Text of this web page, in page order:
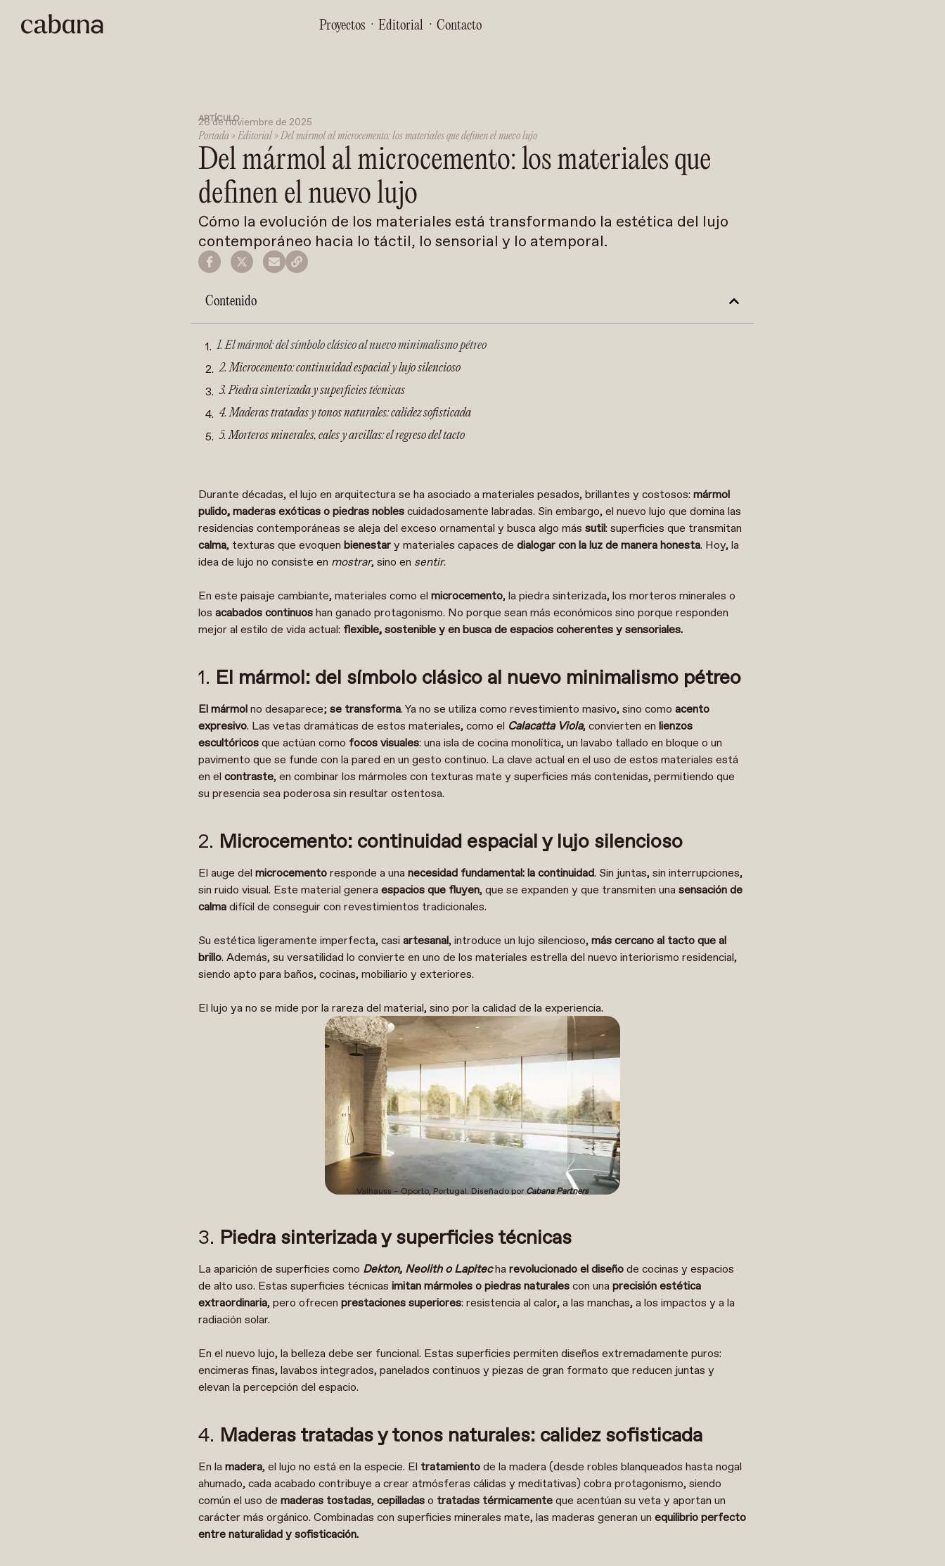
Proyectos · Editorial · Contacto
ARTÍCULO
26 de noviembre de 2025
Portada » Editorial » Del mármol al microcemento: los materiales que definen el nuevo lujo
Del mármol al microcemento: los materiales que
definen el nuevo lujo
Cómo la evolución de los materiales está transformando la estética del lujo
contemporáneo hacia lo táctil, lo sensorial y lo atemporal.
Contenido
1. El mármol: del símbolo clásico al nuevo minimalismo pétreo
2. Microcemento: continuidad espacial y lujo silencioso
3. Piedra sinterizada y superficies técnicas
4. Maderas tratadas y tonos naturales: calidez sofisticada
5. Morteros minerales, cales y arcillas: el regreso del tacto
Durante décadas, el lujo en arquitectura se ha asociado a materiales pesados, brillantes y costosos: mármol
pulido, maderas exóticas o piedras noblescuidadosamente labradas. Sin embargo, el nuevo lujo que domina las
residencias contemporáneas se aleja del exceso ornamental y busca algo más sutil: superficies que transmitan
calma, texturas que evoquen bienestary materiales capaces de dialogar con la luz de manera honesta. Hoy, la
idea de lujo no consiste en mostrar, sino en sentir.
En este paisaje cambiante, materiales como el microcemento, la piedra sinterizada, los morteros minerales o
los acabados continuoshan ganado protagonismo. No porque sean más económicos sino porque responden
mejor al estilo de vida actual: flexible, sostenible y en busca de espacios coherentes y sensoriales.
1. El mármol: del símbolo clásico al nuevo minimalismo pétreo
El mármolno desaparece; se transforma. Ya no se utiliza como revestimiento masivo, sino como acento
expresivo. Las vetas dramáticas de estos materiales, como el Calacatta Viola, convierten en lienzos
escultóricosque actúan como focos visuales: una isla de cocina monolítica, un lavabo tallado en bloque o un
pavimento que se funde con la pared en un gesto continuo. La clave actual en el uso de estos materiales está
en el contraste, en combinar los mármoles con texturas mate y superficies más contenidas, permitiendo que
su presencia sea poderosa sin resultar ostentosa.
2. Microcemento: continuidad espacial y lujo silencioso
El auge del microcementoresponde a una necesidad fundamental: la continuidad. Sin juntas, sin interrupciones,
sin ruido visual. Este material genera espacios que fluyen, que se expanden y que transmiten una sensación de
calmadifícil de conseguir con revestimientos tradicionales.
Su estética ligeramente imperfecta, casi artesanal, introduce un lujo silencioso, más cercano al tacto que al
brillo. Además, su versatilidad lo convierte en uno de los materiales estrella del nuevo interiorismo residencial,
siendo apto para baños, cocinas, mobiliario y exteriores.
El lujo ya no se mide por la rareza del material, sino por la calidad de la experiencia.
Valhauss – Oporto, Portugal. Diseñado porCabana Partners
3. Piedra sinterizada y superficies técnicas
La aparición de superficies como Dekton, Neolith o Lapitecha revolucionado el diseñode cocinas y espacios
de alto uso. Estas superficies técnicas imitan mármoles o piedras naturalescon una precisión estética
extraordinaria, pero ofrecen prestaciones superiores: resistencia al calor, a las manchas, a los impactos y a la
radiación solar.
En el nuevo lujo, la belleza debe ser funcional. Estas superficies permiten diseños extremadamente puros:
encimeras finas, lavabos integrados, panelados continuos y piezas de gran formato que reducen juntas y
elevan la percepción del espacio.
4. Maderas tratadas y tonos naturales: calidez sofisticada
En la madera, el lujo no está en la especie. El tratamientode la madera (desde robles blanqueados hasta nogal
ahumado, cada acabado contribuye a crear atmósferas cálidas y meditativas) cobra protagonismo, siendo
común el uso de maderas tostadas, cepilladaso tratadas térmicamenteque acentúan su veta y aportan un
carácter más orgánico. Combinadas con superficies minerales mate, las maderas generan un equilibrio perfecto
entre naturalidad y sofisticación.